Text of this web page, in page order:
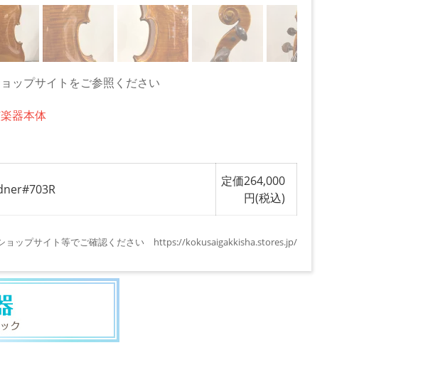
ップサイトをご参照ください
器本体
定価264,000
円(税込)
ョップサイト等でご確認ください https://kokusaigakkisha.stores.jp/